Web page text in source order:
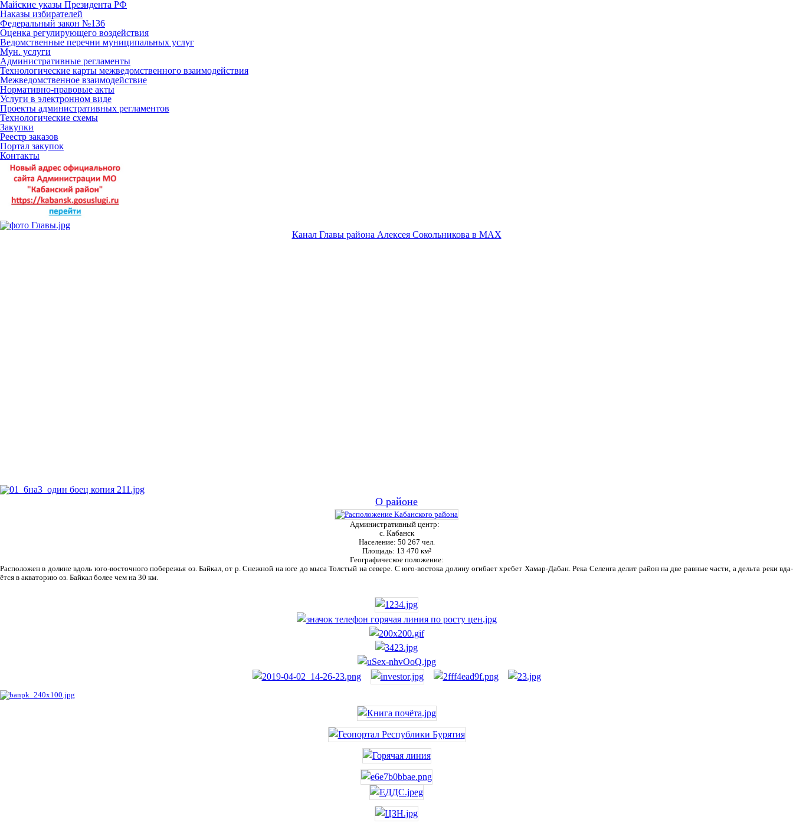
Майские указы Президента РФ
Наказы избирателей
Федеральный закон №136
Оценка регулирующего воздействия
Ведомственные перечни муниципальных услуг
Мун. услуги
Административные регламенты
Технологические карты межведомственного взаимодействия
Межведомственное взаимодействие
Нормативно-правовые акты
Услуги в электронном виде
Проекты административных регламентов
Технологические схемы
Закупки
Реестр заказов
Портал закупок
Контакты
Канал Главы района Алексея Сокольникова в MAX
О районе
Административный центр:
с. Кабанск
Население: 50 267 чел.
Площадь: 13 470 км²
Географическое положение:
Рас­положен в долине вдоль юго-восточного побережья оз. Байкал, от р. Снежной на юге до мыса Толстый на севере. С юго-востока долину огибает хребет Хамар-Дабан. Река Селенга делит район на две равные части, а дельта реки вда­
ётся в акваторию оз. Байкал более чем на 30 км.